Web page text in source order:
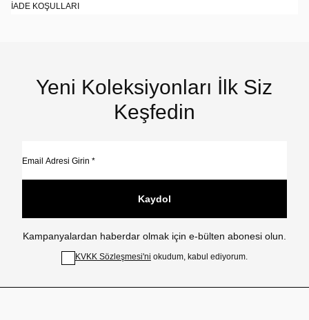
İADE KOŞULLARI
Yeni Koleksiyonları İlk Siz
Keşfedin
Kaydol
Kampanyalardan haberdar olmak için e-bülten abonesi olun.
KVKK Sözleşmesi'ni okudum, kabul ediyorum.